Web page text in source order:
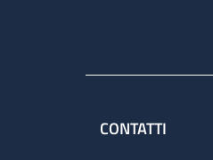
CONTATTI